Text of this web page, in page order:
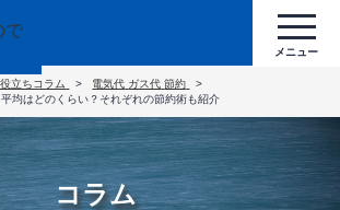
立ちコラム 電気代 ガス代 節約
均はどのくらい？それぞれの節約術も紹介
コラム